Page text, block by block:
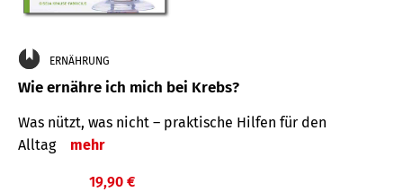
ERNÄHRUNG
Wie ernähre ich mich bei Krebs?
Was nützt, was nicht – praktische Hilfen für den
Alltag
mehr
19,90 €